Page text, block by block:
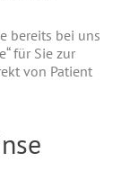
bereits bei uns
für Sie zur
von Patient